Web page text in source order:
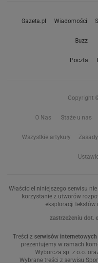
Gazeta.pl Wiadomości
Buzz
Poczta
Copyright
O Nas Staże u nas
Wszystkie artykuły
Właściciel niniejszego serwisu
korzystanie z utworów
eksploracji tekstów
zastrzeżeniu dot.
Treści z serwisów internetowych
prezentujemy w ramach
Wyborcza sp. z o.o.
Wybrane treści z serwisu